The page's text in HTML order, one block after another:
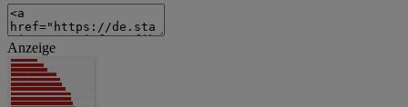
Anzeige